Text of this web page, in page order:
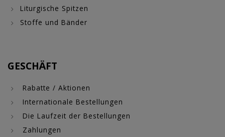
Liturgische Spitzen
Stoffe und Bänder
GESCHÄFT
Rabatte / Aktionen
Internationale Bestellungen
Die Laufzeit der Bestellungen
Zahlungen